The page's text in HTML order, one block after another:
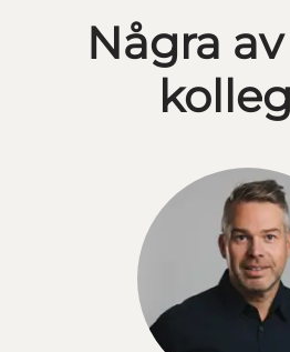
Några